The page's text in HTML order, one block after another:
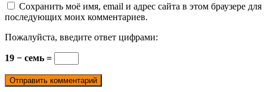
Сохранить моё имя, email и адрес сайта в этом браузере для
последующих моих комментариев.
Пожалуйста, введите ответ цифрами:
19 − семь =